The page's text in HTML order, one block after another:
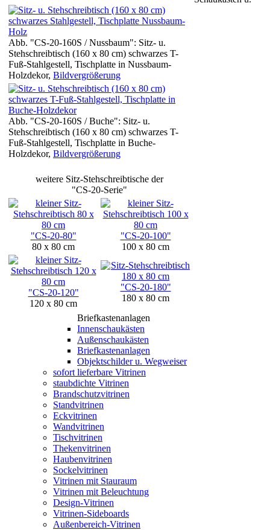
Abb. "CS-20-160S / Nussbaum": Sitz- u.
Stehschreibtisch (160 x 80 cm) schwarzes T-
Fuß-Stahlgestell, Tischplatte in Nussbaum-
Holzdekor, Bildvergrößerung
Abb. "CS-20-160S / Buche": Sitz- u.
Stehschreibtisch (160 x 80 cm) schwarzes T-
Fuß-Stahlgestell, Tischplatte in Buche-
Holzdekor, Bildvergrößerung
weitere Sitz-Stehschreibtische der
"CS-20-Serie"
"CS-20-80"
80 x 80 cm
"CS-20-100"
100 x 80 cm
"CS-20-120"
120 x 80 cm
"CS-20-180"
180 x 80 cm
Briefkastenanlagen
Innenschaukästen
Außenschaukästen
Briefkastenanlagen
Objektschilder u. Wegweiser
sofort lieferbare Vitrinen
staubdichte Vitrinen
Brandschutzvitrinen
Standvitrinen
Eckvitrinen
Wandvitrinen
Tischvitrinen
Thekenvitrinen
Haubenvitrinen
Sockelvitrinen
Vitrinen mit Stauraum
Vitrinen mit Beleuchtung
Design-Vitrinen
Vitrinen-Sideboards
Außenbereich-Vitrinen